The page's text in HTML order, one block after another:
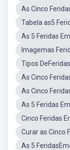
As Cinco
Tabela as5
As 5 Feridas
Imagemas
Tipos
As Cinco
As Cinco
As 5 Feridas
Cinco Feridas
Curar as Cinco
As 5